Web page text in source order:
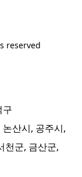
reserved
구
산시, 공주시,
천군, 금산군,